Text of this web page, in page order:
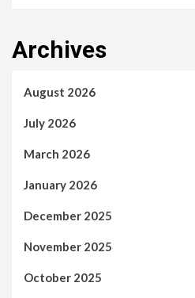
Archives
August 2026
July 2026
March 2026
January 2026
December 2025
November 2025
October 2025